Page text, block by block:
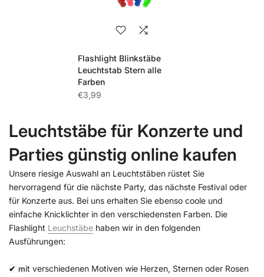
Flashlight Blinkstäbe
Leuchtstab Stern alle
Farben
€3,99
Leuchtstäbe für Konzerte und
Parties günstig online kaufen
Unsere riesige Auswahl an Leuchtstäben rüstet Sie
hervorragend für die nächste Party, das nächste Festival oder
für Konzerte aus. Bei uns erhalten Sie ebenso coole und
einfache Knicklichter in den verschiedensten Farben. Die
Flashlight Leuchstäbe haben wir in den folgenden
Ausführungen:
✔ mit verschiedenen Motiven wie Herzen, Sternen oder Rosen